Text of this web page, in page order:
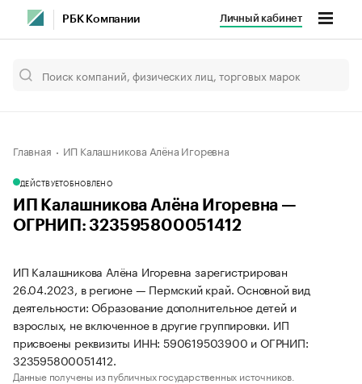
РБК Компании Личный кабинет
Главная ИП Калашникова Алёна Игоревна
ДЕЙСТВУЕТОБНОВЛЕНО
ИП Калашникова Алёна Игоревна —
ОГРНИП: 323595800051412
ИП Калашникова Алёна Игоревна зарегистрирован
26.04.2023, в регионе — Пермский край. Основной вид
деятельности: Образование дополнительное детей и
взрослых, не включенное в другие группировки. ИП
присвоены реквизиты ИНН: 590619503900 и ОГРНИП:
323595800051412.
Данные получены из публичных государственных источников.